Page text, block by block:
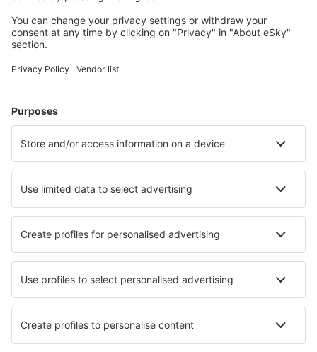
Pamplona Airport (PNA)
Santander Parayas (SDR)
Vigo Peinador (VGO)
Murcia
Sewilla San Pablo (SVQ)
Badajoz Talavera la Real (BJZ)
Tenerife Norte (TFN)
Valladolid Airport (VLL)
Vitoria-Gasteiz Airport (VIT)
Zaragoza Airport (ZAZ)